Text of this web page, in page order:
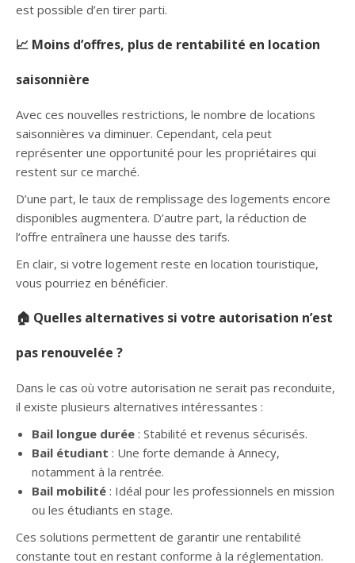
est possible d’en tirer parti.
📈 Moins d’offres, plus de rentabilité en location
saisonnière
Avec ces nouvelles restrictions, le nombre de locations
saisonnières va diminuer. Cependant, cela peut
représenter une opportunité pour les propriétaires qui
restent sur ce marché.
D’une part, le taux de remplissage des logements encore
disponibles augmentera. D’autre part, la réduction de
l’offre entraînera une hausse des tarifs.
En clair, si votre logement reste en location touristique,
vous pourriez en bénéficier.
🏠 Quelles alternatives si votre autorisation n’est
pas renouvelée ?
Dans le cas où votre autorisation ne serait pas reconduite,
il existe plusieurs alternatives intéressantes :
Bail longue durée : Stabilité et revenus sécurisés.
Bail étudiant : Une forte demande à Annecy,
notamment à la rentrée.
Bail mobilité : Idéal pour les professionnels en mission
ou les étudiants en stage.
Ces solutions permettent de garantir une rentabilité
constante tout en restant conforme à la réglementation.